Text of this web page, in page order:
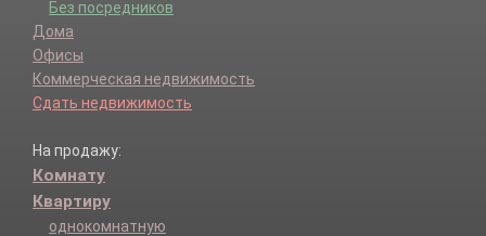
Без посредников
Дома
Офисы
Коммерческая недвижимость
Сдать недвижимость
На продажу:
Комнату
Квартиру
однокомнатную